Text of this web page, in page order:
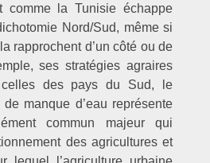
comme la Tunisie échappe
Nord/Sud, même si
rapprochent d’un côté ou de
ses stratégies agraires
des pays du Sud, le
manque d’eau représente
commun majeur qui
des agricultures et